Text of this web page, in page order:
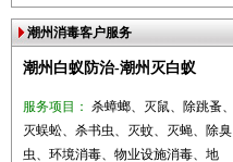
潮州消毒客户服务
潮州白蚁防治-潮州灭白蚁
服务项目： 杀蟑螂、灭鼠、除跳蚤、
灭蜈蚣、杀书虫、灭蚊、灭蝇、除臭
虫、环境消毒、物业设施消毒、地